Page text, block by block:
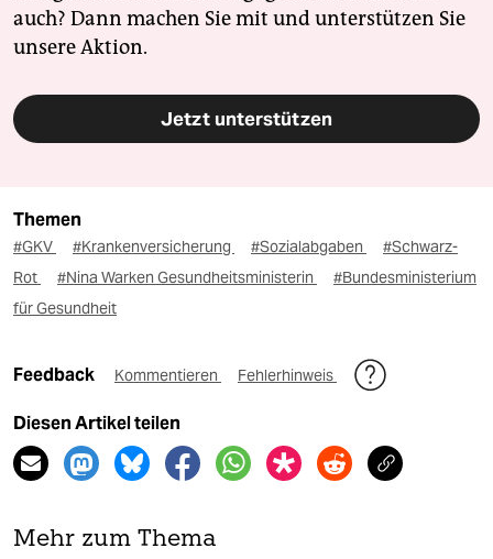
auch? Dann machen Sie mit und unterstützen Sie
unsere Aktion.
Jetzt unterstützen
Themen
#GKV #Krankenversicherung #Sozialabgaben
#Schwarz-
Rot
#Nina Warken Gesundheitsministerin
#Bundesministerium
für Gesundheit
Feedback Kommentieren Fehlerhinweis
Diesen Artikel teilen
Mehr zum Thema